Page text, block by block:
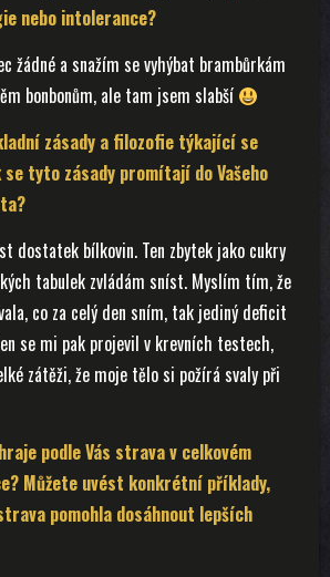
nebo intolerance?
žádné a snažím se vyhýbat brambůrkám
bonbonům, ale tam jsem slabší
zásady a filozofie týkající se
se tyto zásady promítají do Vašeho
dostatek bílkovin. Ten zbytek jako cukry
tabulek zvládám sníst. Myslím tím, že
co za celý den sním, tak jediný deficit
se mi pak projevil v krevních testech,
zátěži, že moje tělo si požírá svaly při
podle Vás strava v celkovém
Můžete uvést konkrétní příklady,
pomohla dosáhnout lepších